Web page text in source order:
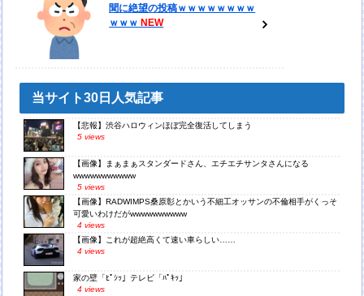
聞に絶望の投稿ｗｗｗｗｗｗｗｗ
ｗｗｗ
当サイト30日人気記事
【悲報】渋谷ハロウィンほぼ完全復活してしまう
5 views
【画像】まぁまぁスタンダードさん、エチエチサンタさんになる
wwwwwwwwwww
5 views
【画像】RADWIMPS桑原彰とかいう不細工オッサンの不倫相手がくっそ
可愛いわけだがwwwwwwwwww
4 views
【画像】これが超絶高くて速い車らしい……
4 views
家の壁「ﾋﾟｼｯ」テレビ「ﾊﾟｷｯ」
4 views